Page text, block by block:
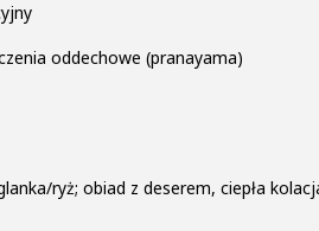
oddechowe (pranayama)
ryż; obiad z deserem, ciepła